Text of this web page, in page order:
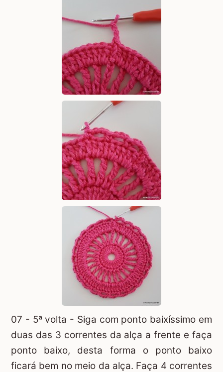
07 - 5ª volta - Siga com ponto baixíssimo em
duas das 3 correntes da alça a frente e faça
ponto baixo, desta forma o ponto baixo
ficará bem no meio da alça. Faça 4 correntes